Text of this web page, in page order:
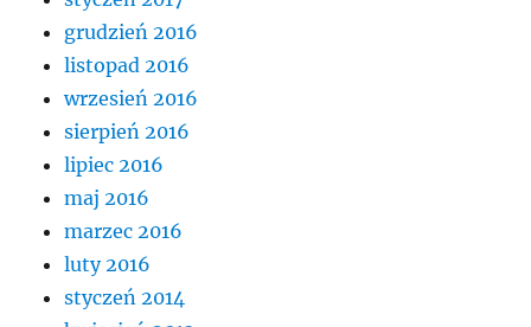
grudzień 2016
listopad 2016
wrzesień 2016
sierpień 2016
lipiec 2016
maj 2016
marzec 2016
luty 2016
styczeń 2014